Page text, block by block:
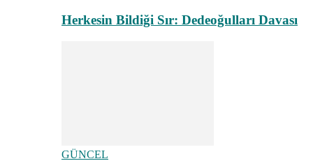
Herkesin Bildiği Sır: Dedeoğulları Davası
GÜNCEL